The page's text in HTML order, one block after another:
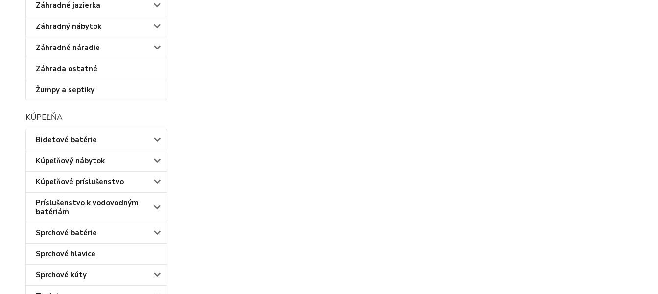
Záhradné jazierka
Záhradný nábytok
Záhradné náradie
Záhrada ostatné
Žumpy a septiky
KÚPEĽŇA
Bidetové batérie
Kúpeľňový nábytok
Kúpeľňové príslušenstvo
Príslušenstvo k vodovodným
batériám
Sprchové batérie
Sprchové hlavice
Sprchové kúty